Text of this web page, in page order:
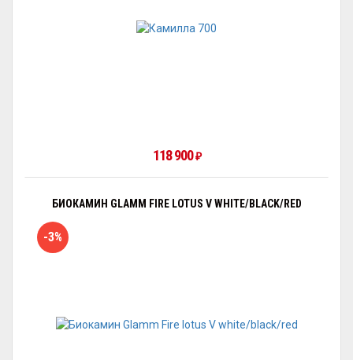
118 900 ₽
БИОКАМИН GLAMM FIRE LOTUS V WHITE/BLACK/RED
-3%